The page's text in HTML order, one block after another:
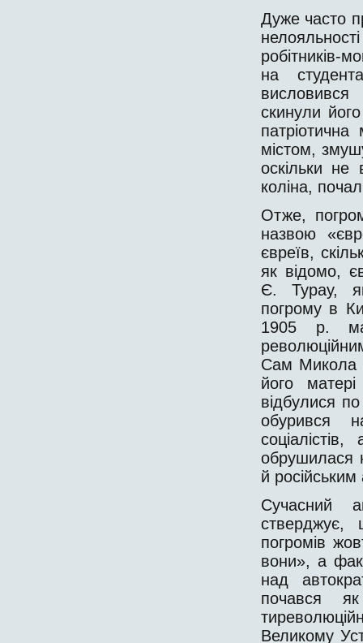
Дуже часто
робітників-
на
скинули
містом,
оскільки не
коліна,
Отже,
назвою
євреїв,
як відомо,
Є. Турау,
погрому в
1905 р.
Сам Микола
його
відбулися
обурився
обрушилася
й
Сучасний
погромів
вони», а
над
почався
Великому